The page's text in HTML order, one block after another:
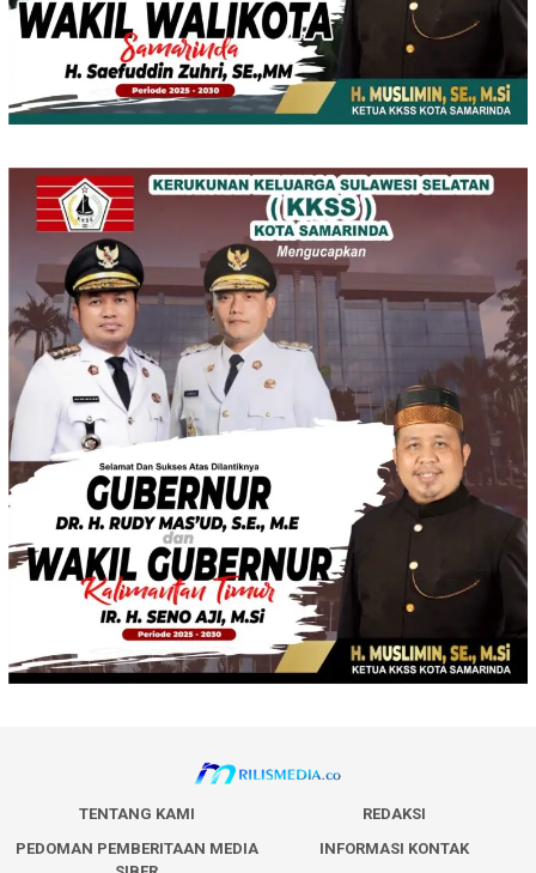
TENTANG KAMI
REDAKSI
PEDOMAN PEMBERITAAN MEDIA
INFORMASI KONTAK